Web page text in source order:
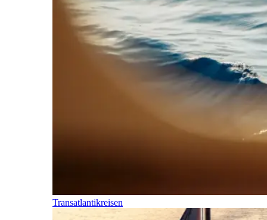
Transatlantikreisen